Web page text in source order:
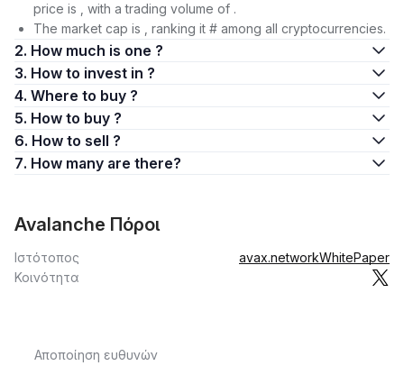
price is , with a trading volume of .
The market cap is , ranking it # among all cryptocurrencies.
2. How much is one ?
3. How to invest in ?
4. Where to buy ?
5. How to buy ?
6. How to sell ?
7. How many are there?
Avalanche Πόροι
Ιστότοπος avax.networkWhitePaper
Κοινότητα
Αποποίηση ευθυνών